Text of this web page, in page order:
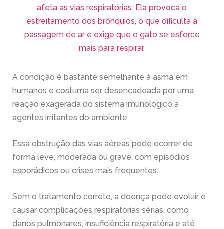
afeta as vias respiratórias. Ela provoca o
estreitamento dos brônquios, o que dificulta a
passagem de ar e exige que o gato se esforce
mais para respirar.
A condição é bastante semelhante à asma em
humanos e costuma ser desencadeada por uma
reação exagerada do sistema imunológico a
agentes irritantes do ambiente.
Essa obstrução das vias aéreas pode ocorrer de
forma leve, moderada ou grave, com episódios
esporádicos ou crises mais frequentes.
Sem o tratamento correto, a doença pode evoluir e
causar complicações respiratórias sérias, como
danos pulmonares, insuficiência respiratória e até